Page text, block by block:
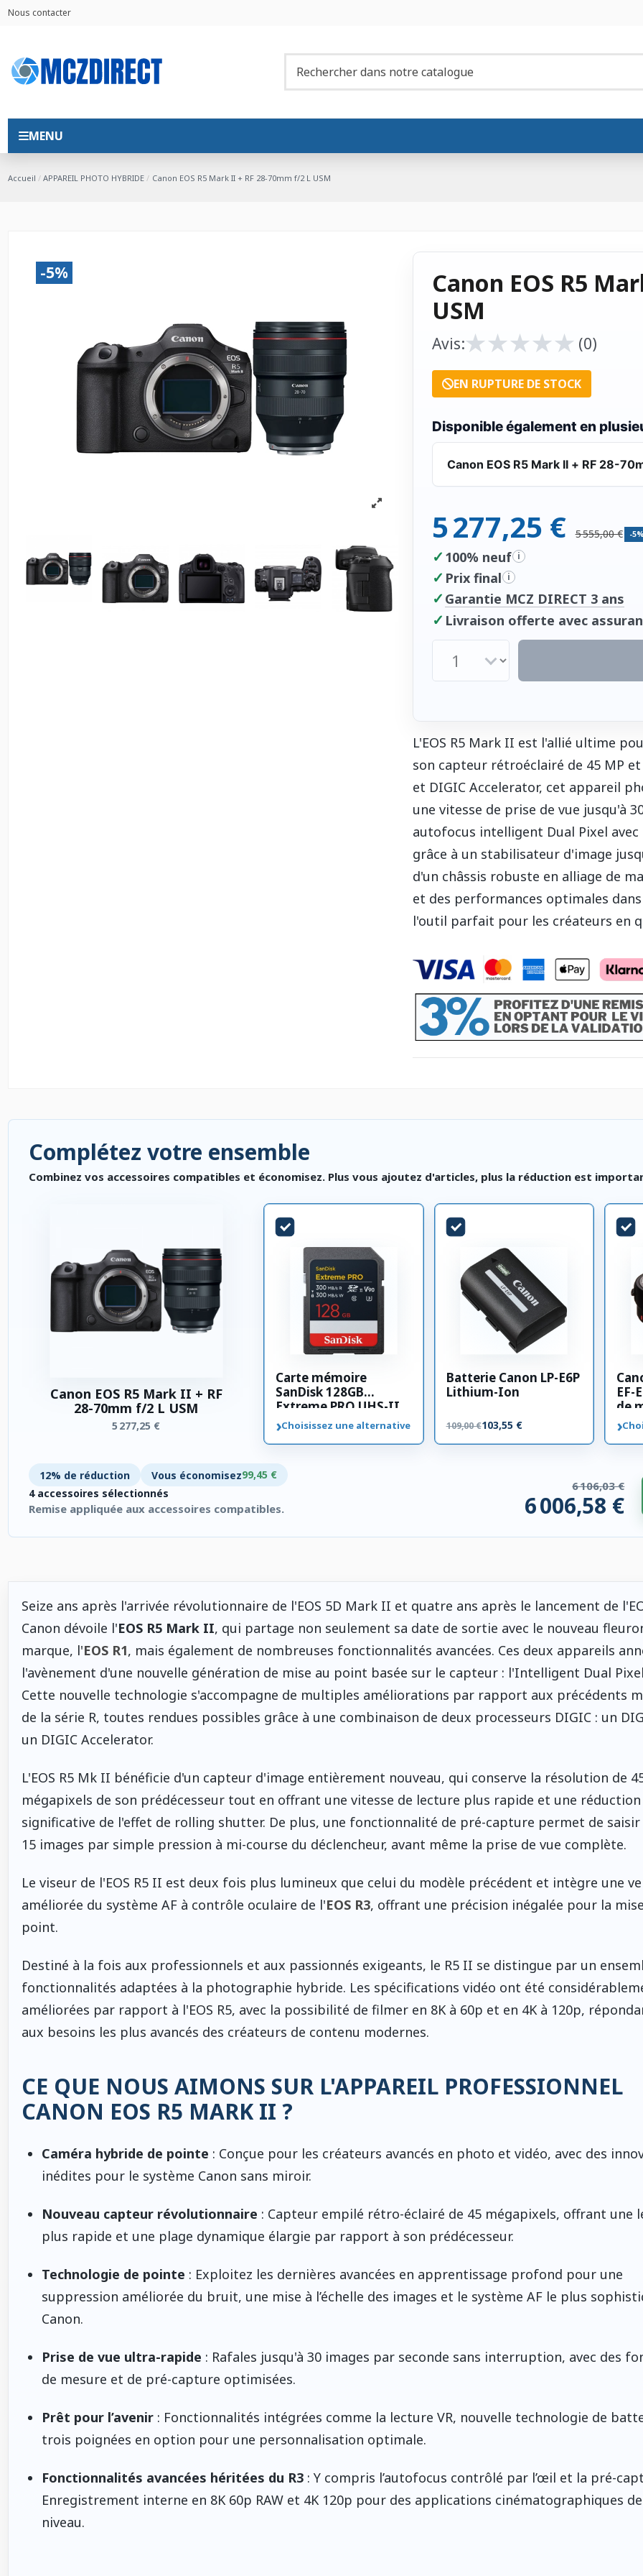
Nous contacter
MENU
Accueil APPAREIL PHOTO HYBRIDE Canon EOS R5 Mark II + RF 28-70mm f/2 L USM
-5%
Canon EOS R5
USM
Avis:★
★★
★★
★★
★★
★ (0)
EN RUPTURE DE STOCK
Disponible également en
Canon EOS R5 Mark II + RF 28-
5 277,25 € 5 555,00 € -
✓ 100% neuf i
✓ Prix final i
✓ Garantie MCZ DIRECT 3 ans
✓ Livraison offerte avec
L'EOS R5 Mark II est l'allié ultime
son capteur rétroéclairé de 45 MP
et DIGIC Accelerator, cet appareil
une vitesse de prise de vue jusqu'à
autofocus intelligent Dual Pixel
grâce à un stabilisateur d'image
d'un châssis robuste en alliage de
et des performances optimales
l'outil parfait pour les créateurs en
Complétez votre ensemble
Combinez vos accessoires compatibles et économisez. Plus vous ajoutez d'articles, plus la réduction est
Canon EOS R5 Mark II + RF
28-70mm f/2 L USM
5 277,25 €
Carte mémoire
SanDisk 128GB
Extreme PRO UHS-II
SDXC 300 MB/s
›Choisissez une alternative
Batterie Canon LP-E6P
Lithium-Ion
109,00 €103,55 €
EF-
de
›
12% de réduction Vous économisez99,45 €
4 accessoires sélectionnés
Remise appliquée aux accessoires compatibles.
6 106,03 €
6 006,58 €
Seize ans après l'arrivée révolutionnaire de l'EOS 5D Mark II et quatre ans après le lancement de
Canon dévoile l'EOS R5 Mark II, qui partage non seulement sa date de sortie avec le nouveau
marque, l'EOS R1, mais également de nombreuses fonctionnalités avancées. Ces deux appareils
l'avènement d'une nouvelle génération de mise au point basée sur le capteur : l'Intelligent Dual
Cette nouvelle technologie s'accompagne de multiples améliorations par rapport aux précédents
de la série R, toutes rendues possibles grâce à une combinaison de deux processeurs DIGIC : un
un DIGIC Accelerator.
L'EOS R5 Mk II bénéficie d'un capteur d'image entièrement nouveau, qui conserve la résolution de
mégapixels de son prédécesseur tout en offrant une vitesse de lecture plus rapide et une réduction
significative de l'effet de rolling shutter. De plus, une fonctionnalité de pré-capture permet de saisir
15 images par simple pression à mi-course du déclencheur, avant même la prise de vue complète.
Le viseur de l'EOS R5 II est deux fois plus lumineux que celui du modèle précédent et intègre une
améliorée du système AF à contrôle oculaire de l'EOS R3, offrant une précision inégalée pour la
point.
Destiné à la fois aux professionnels et aux passionnés exigeants, le R5 II se distingue par un
fonctionnalités adaptées à la photographie hybride. Les spécifications vidéo ont été
améliorées par rapport à l'EOS R5, avec la possibilité de filmer en 8K à 60p et en 4K à 120p,
aux besoins les plus avancés des créateurs de contenu modernes.
CE QUE NOUS AIMONS SUR L'APPAREIL PROFESSIONNEL
CANON EOS R5 MARK II ?
Caméra hybride de pointe : Conçue pour les créateurs avancés en photo et vidéo, avec des
inédites pour le système Canon sans miroir.
Nouveau capteur révolutionnaire : Capteur empilé rétro-éclairé de 45 mégapixels, offrant une
plus rapide et une plage dynamique élargie par rapport à son prédécesseur.
Technologie de pointe : Exploitez les dernières avancées en apprentissage profond pour une
suppression améliorée du bruit, une mise à l’échelle des images et le système AF le plus
Canon.
Prise de vue ultra-rapide : Rafales jusqu'à 30 images par seconde sans interruption, avec des
de mesure et de pré-capture optimisées.
Prêt pour l’avenir: Fonctionnalités intégrées comme la lecture VR, nouvelle technologie de
trois poignées en option pour une personnalisation optimale.
Fonctionnalités avancées héritées du R3: Y compris l’autofocus contrôlé par l’œil et la pré-
Enregistrement interne en 8K 60p RAW et 4K 120p pour des applications cinématographiques
niveau.